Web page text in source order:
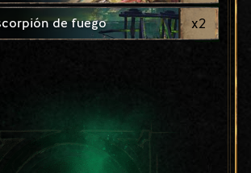
de fuego x2